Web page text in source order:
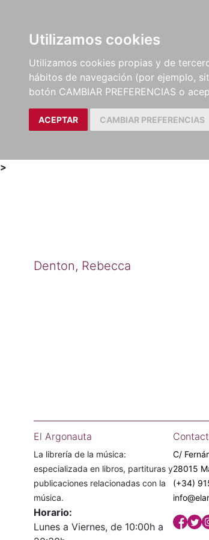
Utilizamos cookies
Utilizamos cookies propias y de
hábitos de navegación (por ejemplo,
botón CAMBIAR PREFERENCIAS o
ACEPTAR CAMBIAR PREFERENCIAS
LIBROS
MÉTODOS Y
EJERCICIOS
CRÍTICAS
>
Denton, Rebecca
El Argonauta
La librería de la música:
especializada en libros, partituras y
publicaciones relacionadas con la
música.
Horario:
Lunes a Viernes, de 10:00h a
C/
28015
(+34)